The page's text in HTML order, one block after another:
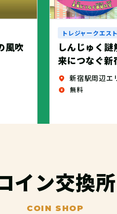
風吹
トレジャークエスト
しんじゅく
来につなぐ新
無料
イン交換所
COIN SHOP